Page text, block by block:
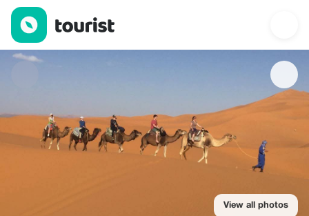
Guided Desert Morocco — Tours & Activities | Up to 20% off |
View all photos